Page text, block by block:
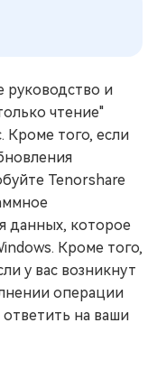
руководство и
чтение"
Кроме того, если
Tenorshare
данных, которое
Кроме того,
у вас возникнут
операции
на ваши